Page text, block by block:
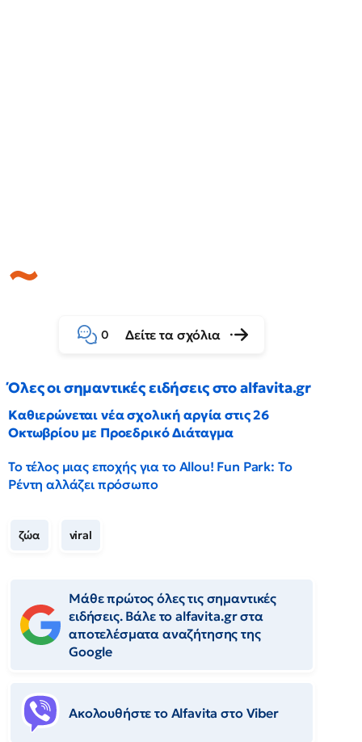
0 Δείτε τα σχόλια
Όλες οι σημαντικές ειδήσεις στο alfavita.gr
Καθιερώνεται νέα σχολική αργία στις 26
Οκτωβρίου με Προεδρικό Διάταγμα
Το τέλος μιας εποχής για το Allou! Fun Park: Το
Ρέντη αλλάζει πρόσωπο
ζώα viral
Μάθε πρώτος όλες τις σημαντικές
ειδήσεις. Βάλε το alfavita.gr στα
αποτελέσματα αναζήτησης της
Google
Ακολουθήστε το Αlfavita στο Viber